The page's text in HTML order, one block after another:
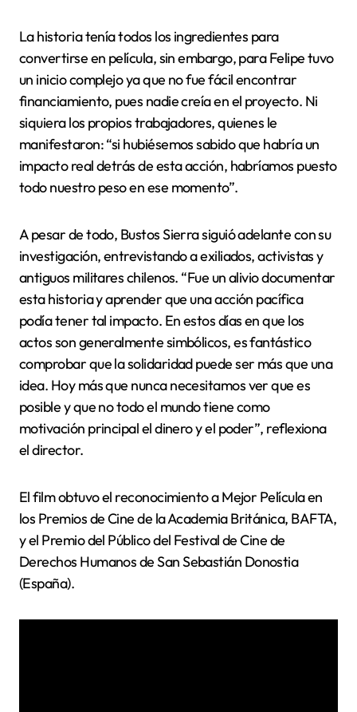
La historia tenía todos los ingredientes para
convertirse en película, sin embargo, para Felipe tuvo
un inicio complejo ya que no fue fácil encontrar
financiamiento, pues nadie creía en el proyecto. Ni
siquiera los propios trabajadores, quienes le
manifestaron: “si hubiésemos sabido que habría un
impacto real detrás de esta acción, habríamos puesto
todo nuestro peso en ese momento”.
A pesar de todo, Bustos Sierra siguió adelante con su
investigación, entrevistando a exiliados, activistas y
antiguos militares chilenos. “Fue un alivio documentar
esta historia y aprender que una acción pacífica
podía tener tal impacto. En estos días en que los
actos son generalmente simbólicos, es fantástico
comprobar que la solidaridad puede ser más que una
idea. Hoy más que nunca necesitamos ver que es
posible y que no todo el mundo tiene como
motivación principal el dinero y el poder”, reflexiona
el director.
El film obtuvo el reconocimiento a Mejor Película en
los Premios de Cine de la Academia Británica, BAFTA,
y el Premio del Público del Festival de Cine de
Derechos Humanos de San Sebastián Donostia
(España).